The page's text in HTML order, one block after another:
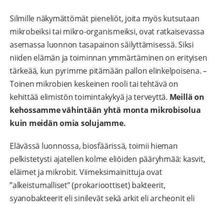
Silmille näkymättömät pieneliöt, joita myös kutsutaan
mikrobeiksi tai mikro-organismeiksi, ovat ratkaisevassa
asemassa luonnon tasapainon säilyttämisessä. Siksi
niiden elämän ja toiminnan ymmärtäminen on erityisen
tärkeää, kun pyrimme pitämään pallon elinkelpoisena. –
Toinen mikrobien keskeinen rooli tai tehtävä on
kehittää elimistön toimintakykyä ja terveyttä. Meillä on
kehossamme vähintään yhtä monta mikrobisolua
kuin meidän omia solujamme.
Elävässä luonnossa, biosfäärissä, toimii hieman
pelkistetysti ajatellen kolme eliöiden pääryhmää: kasvit,
eläimet ja mikrobit. Viimeksimainittuja ovat
”alkeistumalliset” (prokarioottiset) bakteerit,
syanobakteerit eli sinilevät sekä arkit eli archeonit eli